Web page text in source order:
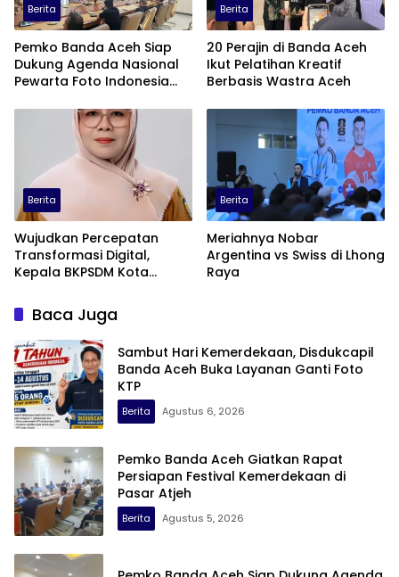
Berita
Pemko Banda Aceh Siap
Dukung Agenda Nasional
Pewarta Foto Indonesia
Berita
20 Perajin di Banda Aceh
Ikut Pelatihan Kreatif
Berbasis Wastra Aceh
Berita
Wujudkan Percepatan
Transformasi Digital,
Kepala BKPSDM Kota
Manfaatkan Lemari Digital
Berita
Meriahnya Nobar
Argentina vs Swiss di Lhong
Raya
Baca Juga
Sambut Hari Kemerdekaan, Disdukcapil
Banda Aceh Buka Layanan Ganti Foto
KTP
Berita Agustus 6, 2026
Pemko Banda Aceh Giatkan Rapat
Persiapan Festival Kemerdekaan di
Pasar Atjeh
Berita Agustus 5, 2026